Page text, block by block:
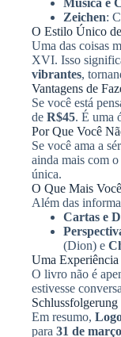
Música e
Zeichen:
O Estilo Único
Uma das coisas
XVI. Isso
vibrantes,
Vantagens de
Se você está
de R$45. É uma
Por Que Você
Se você ama a
ainda mais com
única.
O Que Mais
Além das
Cartas e
(Dion) e
Uma
O livro não é
estivesse
Schlussfolgerung
Em resumo,
para 31 de